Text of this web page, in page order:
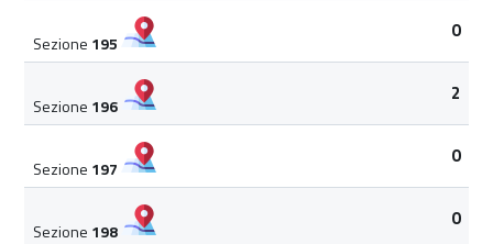
Sezione 195
0
Sezione 196
2
Sezione 197
0
Sezione 198
0